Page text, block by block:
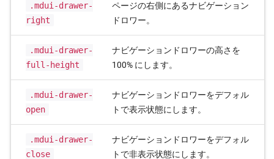
.mdui-drawer-
right
ページの右側にあるナビゲーション
ドロワー。
.mdui-drawer-
full-height
ナビゲーションドロワーの高さを
100% にします。
.mdui-drawer-
open
ナビゲーションドロワーをデフォル
トで表示状態にします。
.mdui-drawer-
close
ナビゲーションドロワーをデフォル
トで非表示状態にします。